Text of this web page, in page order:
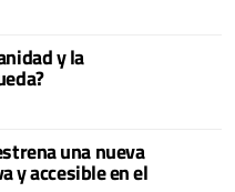
y la
una nueva
y accesible en el